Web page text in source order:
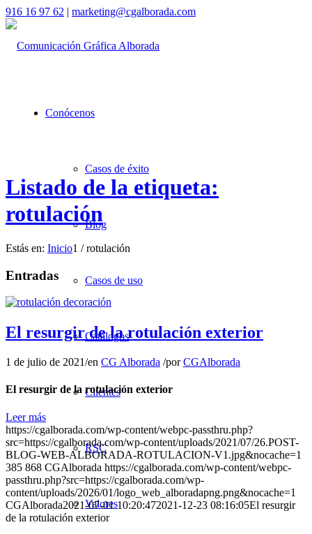
916 16 97 62 | marketing@cgalborada.com
Conócenos
Casos de éxito
Blog
Casos de uso
Catálogos
Clientes
RSC
Valores
Listado de la etiqueta:
rotulación
Estás en: Inicio1 / rotulación
Entradas
El resurgir de la rotulación exterior
1 de julio de 2021/en CG Alborada /porCGAlborada
El resurgir de la rotulación exterior
Leer más
https://cgalborada.com/wp-content/webpc-passthru.php?
src=https://cgalborada.com/wp-content/uploads/2021/07/26.POST-
BLOG-WEB-ALBORADA-ROTULACION-V1.jpg&nocache=1
385 868 CGAlborada https://cgalborada.com/wp-content/webpc-
passthru.php?src=https://cgalborada.com/wp-
content/uploads/2026/01/logo_web_alboradapng.png&nocache=1
CGAlborada2021-07-01 10:20:472021-12-23 08:16:05El resurgir
de la rotulación exterior